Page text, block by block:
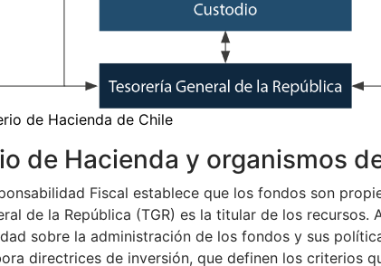
de Hacienda de Chile
de Hacienda y organismos
Fiscal establece que los fondos son
de la República (TGR) es la titular de los
sobre la administración de los fondos y sus
directrices de inversión, que definen los criterios